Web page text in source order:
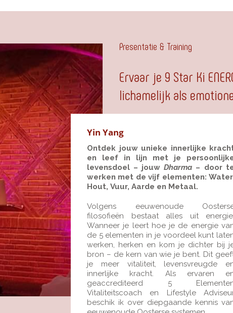
Presentatie & Training
Ervaar je 9 Star Ki
lichamelijk als
Yin Yang
Ontdek jouw unieke innerlijke
en leef in lijn met je
levensdoel – jouw Dharma – door
werken met de vijf elementen:
Hout, Vuur, Aarde en Metaal.
Volgens eeuwenoude
filosofieën bestaat alles uit
Wanneer je leert hoe je de energie
de 5 elementen in je voordeel kunt
werken, herken en kom je dichter bij
bron – de kern van wie je bent. Dit
je meer vitaliteit, levensvreugde
innerlijke kracht. Als ervaren
geaccrediteerd 5
Vitaliteitscoach en Lifestyle
beschik ik over diepgaande kennis